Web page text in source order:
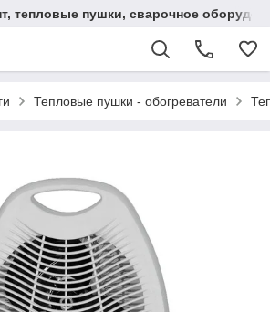
тепловые пушки, сварочное
Тепловые пушки - обогреватели